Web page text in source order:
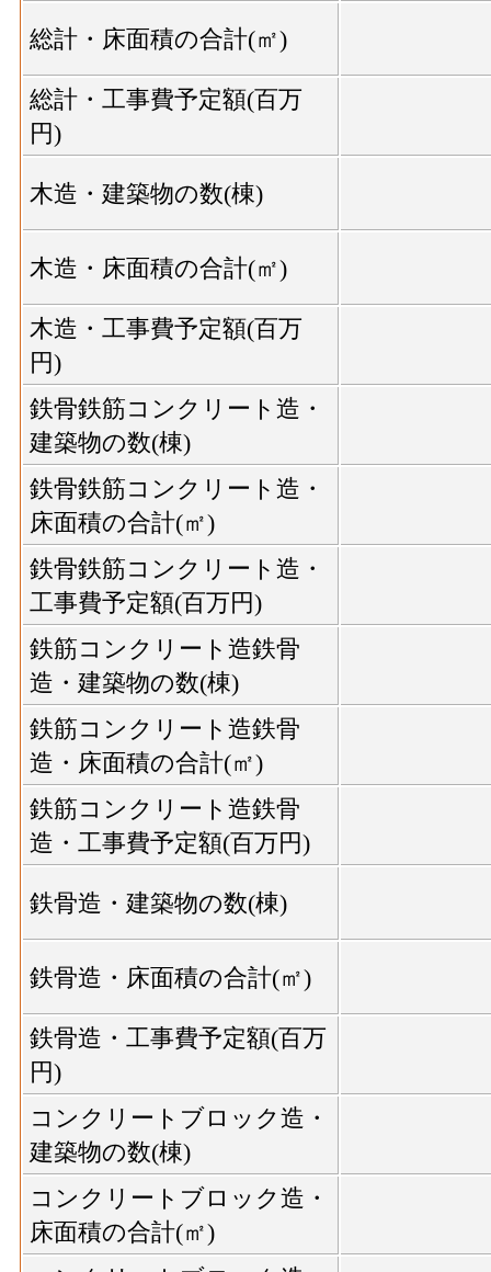
総計・床面積の合計(㎡)
総計・工事費予定額(百万
円)
木造・建築物の数(棟)
木造・床面積の合計(㎡)
木造・工事費予定額(百万
円)
鉄骨鉄筋コンクリート造・
建築物の数(棟)
鉄骨鉄筋コンクリート造・
床面積の合計(㎡)
鉄骨鉄筋コンクリート造・
工事費予定額(百万円)
鉄筋コンクリート造鉄骨
造・建築物の数(棟)
鉄筋コンクリート造鉄骨
造・床面積の合計(㎡)
鉄筋コンクリート造鉄骨
造・工事費予定額(百万円)
鉄骨造・建築物の数(棟)
鉄骨造・床面積の合計(㎡)
鉄骨造・工事費予定額(百万
円)
コンクリートブロック造・
建築物の数(棟)
コンクリートブロック造・
床面積の合計(㎡)